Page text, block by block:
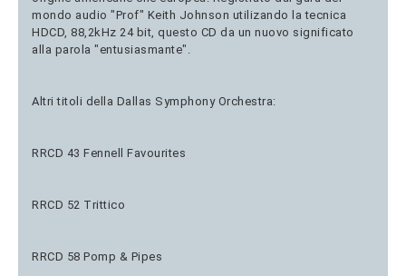
mondo audio "Prof" Keith Johnson utilizando la tecnica
HDCD, 88,2kHz 24 bit, questo CD da un nuovo significato
alla parola "entusiasmante".
Altri titoli della Dallas Symphony Orchestra:
RRCD 43 Fennell Favourites
RRCD 52 Trittico
RRCD 58 Pomp & Pipes